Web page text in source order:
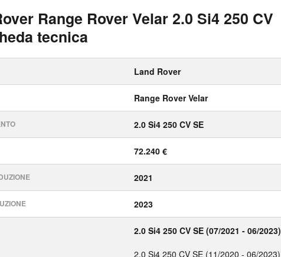
Range Rover Velar 2.0 Si4 250 CV
tecnica
Land Rover
Range Rover Velar
2.0 Si4 250 CV SE
72.240 €
2021
2023
2.0 Si4 250 CV SE (07/2021 - 06/2023)
2.0 Si4 250 CV SE (11/2020 - 06/2023)